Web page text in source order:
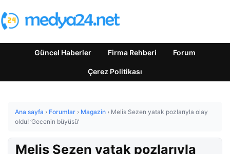
Güncel Haberler Firma Rehberi Forum
Çerez Politikası
Ana sayfa › Forumlar › Magazin › Melis Sezen yatak pozlarıyla olay
oldu! ‘Gecenin büyüsü’
Melis Sezen yatak pozlarıyla